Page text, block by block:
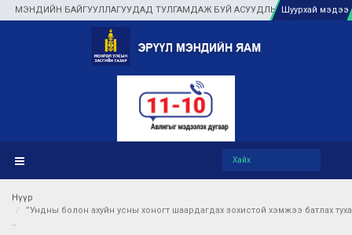
МЭНДИЙН БАЙГУУЛЛАГУУДАД ТУЛГАМДАЖ БУЙ АСУУДЛЫГ ГАЗАР ДЭЭР НЬ
Шуурхай мэдээ
Нүүр
”Ундны болон ахуйн усны хоногт шаардагдах зохистой хэмжээ батлах